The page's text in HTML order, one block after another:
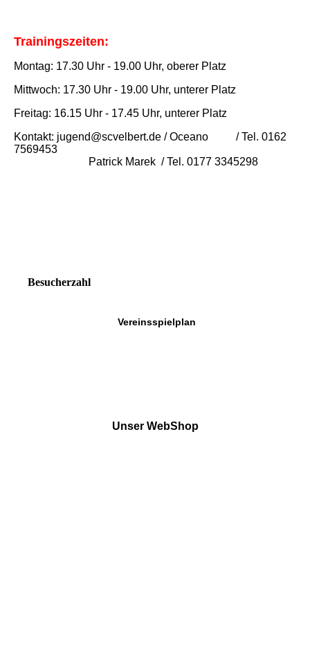
Trainingszeiten:
Montag: 17.30 Uhr - 19.00 Uhr, oberer Platz
Mittwoch: 17.30 Uhr - 19.00 Uhr, unterer Platz
Freitag: 16.15 Uhr - 17.45 Uhr, unterer Platz
Kontakt: jugend@scvelbert.de / Oceano / Tel. 0162
7569453
Patrick Marek / Tel. 0177 3345298
Besucherzahl
Vereinsspielplan
Unser WebShop